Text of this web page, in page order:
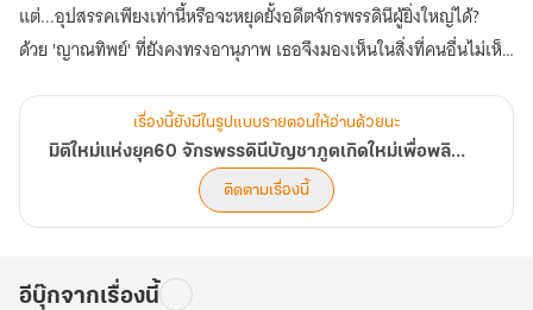
แต่...อุปสรรคเพียงเท่านี้หรือจะหยุดยั้งอดีตจักรพรรดินีผู้ยิ่งใหญ่ได้?
ด้วย 'ญาณทิพย์' ที่ยังคงทรงอานุภาพ เธอจึงมองเห็นในสิ่งที่คนอื่นไม่เห็น
หรือเห็ดหลินจือในป่าลึก ล้วนถูกเปิดเผยตำแหน่งโดยเหล่าภูตพรายที่สิ้น
หนทางบำเพ็ญเพียร พวกเขาพร้อมจะชี้ทางให้...เพื่อแลกกับอนาคตที่ดี
ตอนนี้ การเดินทางเพื่อพลิกชะตาสู่ความมั่งคั่งและกอบกู้ครอบครัวให้
561-600)
เรื่องนี้ยังมีในรูปแบบรายตอนให้อ่านด้วยนะ
มิติใหม่แห่งยุค60 จักรพรรดินีบัญชาภูตเกิดใหม่เพื่อพลิกชะตาอาณาจักรให้ร่ำรวย
ติดตามเรื่องนี้
อีบุ๊กจากเรื่องนี้